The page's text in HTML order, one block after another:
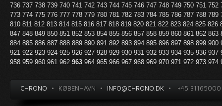
736 737 738 739 740 741 742 743 744 745 746 747 748 749 750 751 752
773 774 775 776 777 778 779 780 781 782 783 784 785 786 787 788 789
810 811 812 813 814 815 816 817 818 819 820 821 822 823 824 825 826
847 848 849 850 851 852 853 854 855 856 857 858 859 860 861 862 863
884 885 886 887 888 889 890 891 892 893 894 895 896 897 898 899 900
921 922 923 924 925 926 927 928 929 930 931 932 933 934 935 936 937
958 959 960 961 962 963 964 965 966 967 968 969 970 971 972 973 974
CHRONO • KØBENHAVN • INFO@CHRONO.DK • +45 31165000